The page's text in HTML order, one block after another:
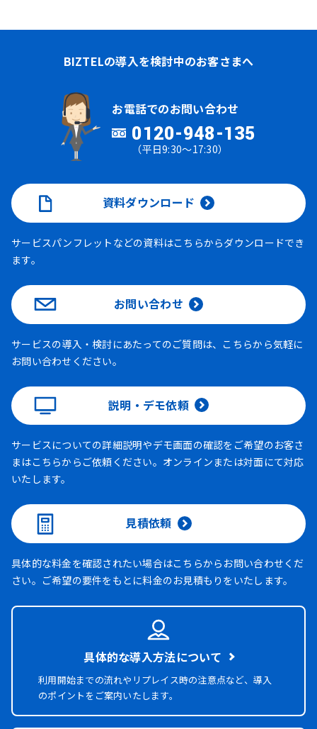
BIZTELの導入を検討中のお客さまへ
お電話でのお問い合わせ
0120-948-135
（平日9:30～17:30）
資料ダウンロード
サービスパンフレットなどの資料はこちらからダウンロードでき
ます。
お問い合わせ
サービスの導入・検討にあたってのご質問は、こちらから気軽に
お問い合わせください。
説明・デモ依頼
サービスについての詳細説明やデモ画面の確認をご希望のお客さ
まはこちらからご依頼ください。オンラインまたは対面にて対応
いたします。
見積依頼
具体的な料金を確認されたい場合はこちらからお問い合わせくだ
さい。ご希望の要件をもとに料金のお見積もりをいたします。
具体的な導入方法について
利用開始までの流れやリプレイス時の注意点など、導入
のポイントをご案内いたします。